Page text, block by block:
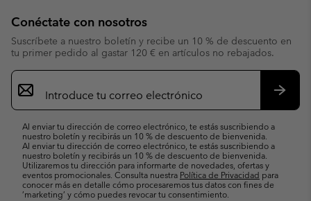
Conéctate con nosotros
Suscríbete a nuestro boletín y recibe un 10 % de descuento en
tu primer pedido al gastar 120 € en artículos no rebajados.
Suscripción
de
correo
Al enviar tu dirección de correo electrónico, te estás suscribiendo a
nuestro boletín y recibirás un 10 % de descuento de bienvenida.
Al enviar tu dirección de correo electrónico, te estás suscribiendo a
nuestro boletín y recibirás un 10 % de descuento de bienvenida.
Utilizaremos tu dirección para informarte de novedades, ofertas y
eventos promocionales. Consulta nuestra Política de Privacidad para
conocer más en detalle cómo procesaremos tus datos con fines de
’marketing’ y cómo puedes revocar tu consentimiento.